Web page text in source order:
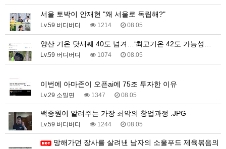
서울 토박이 안재현 "왜 서울로 독립해?"
Lv.59 버디버디 1214 08.05
양산 기온 닷새째 40도 넘겨…‘최고기온 42도 가능성…
Lv.59 버디버디 1074 08.05
이번에 아마존이 오픈ai에 75조 투자한 이유
Lv.29 소밀면 1347 08.05
백종원이 알려주는 가장 최악의 창업과정 .JPG
Lv.59 버디버디 1244 08.05